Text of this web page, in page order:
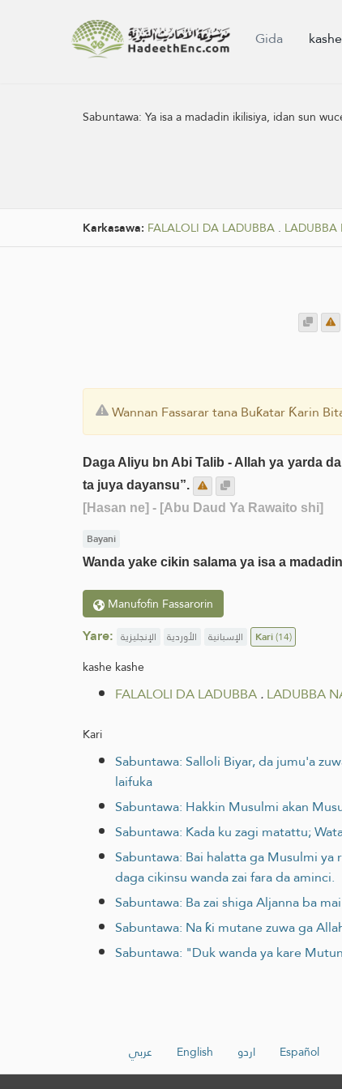
Gida
Sabuntawa:Ya isa a madadin ikilisiya, idan sun
Karkasawa: FALALOLI DA LADUBBA .
Wannan Fassarar tana Buƙatar Ƙarin
Daga Aliyu bn Abi Talib - Allah ya yarda
ta juya dayansu”.
[Hasan ne] - [Abu Daud Ya Rawaito shi]
Bayani
Wanda yake cikin salama ya isa a
Manufofin Fassarorin
Yare: الإنجليزية الأوردية الإسبانية Kari(14)
kashe kashe
FALALOLI DA LADUBBA.LADUBBA
Kari
Sabuntawa: Salloli Biyar, da jumu'a
laifuka
Sabuntawa: Hakkin Musulmi akan
Sabuntawa: Kada ku zagi matattu;
Sabuntawa: Bai halatta ga Musulmi
daga cikinsu wanda zai fara da aminci.
Sabuntawa: Ba zai shiga Aljanna ba
Sabuntawa: Na ƙi mutane zuwa ga
Sabuntawa: "Duk wanda ya kare
عربي English اردو Español